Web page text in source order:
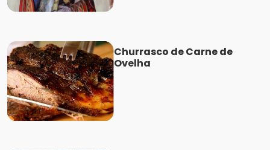
Churrasco de Carne de
Ovelha